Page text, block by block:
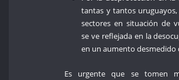
tantas y tantos uruguayos,
sectores en situación de
se ve reflejada en la
en un aumento desmedido
Es urgente que se tomen